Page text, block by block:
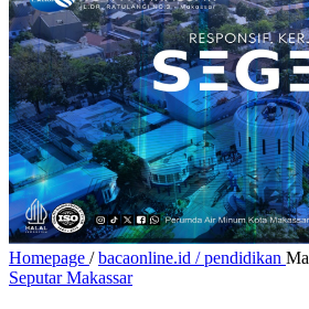
Homepage / bacaonline.id / pendidikan
Seputar Makassar